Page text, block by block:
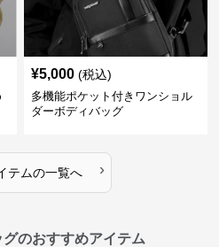
¥5,000 (税込)
多機能ポケット付きワンショル
ダーボディバッグ
テムの一覧へ ›
のおすすめアイテム